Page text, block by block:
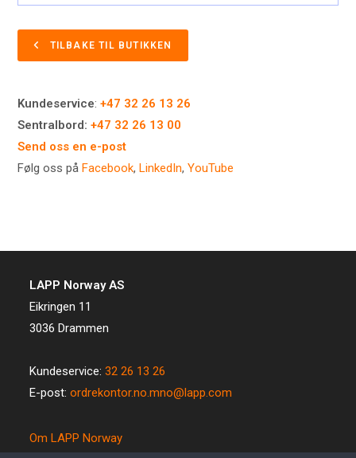
TILBAKE TIL BUTIKKEN
Kundeservice:+47 32 26 13 26
Sentralbord:+47 32 26 13 00
Send oss en e-post
Følg oss påFacebook,LinkedIn,YouTube
LAPP Norway AS
Eikringen 11
3036 Drammen
Kundeservice:32 26 13 26
E-post:ordrekontor.no.mno@lapp.com
Om LAPP Norway